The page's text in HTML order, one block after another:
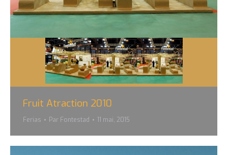
Fruit Atraction 2010
Ferias Par Fontestad 11 mai, 2015